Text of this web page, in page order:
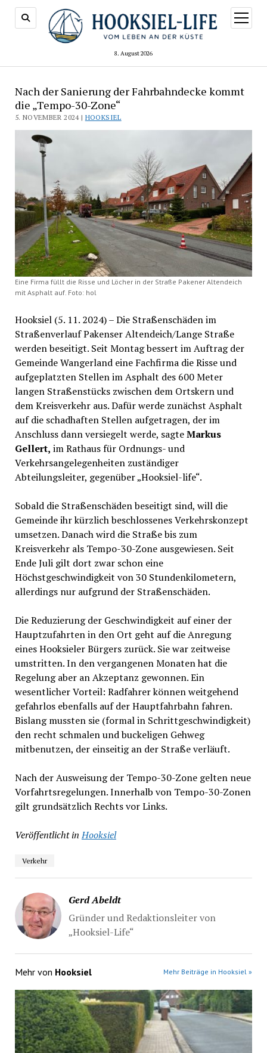
8. August 2026
Menü
öffnen
Nach der Sanierung der Fahrbahndecke kommt
die „Tempo-30-Zone“
5. NOVEMBER 2024 | HOOKSIEL
Eine Firma füllt die Risse und Löcher in der Straße Pakener Altendeich
mit Asphalt auf. Foto: hol
Hooksiel (5. 11. 2024) – Die Straßenschäden im
Straßenverlauf Pakenser Altendeich/Lange Straße
werden beseitigt. Seit Montag bessert im Auftrag der
Gemeinde Wangerland eine Fachfirma die Risse und
aufgeplatzten Stellen im Asphalt des 600 Meter
langen Straßenstücks zwischen dem Ortskern und
dem Kreisverkehr aus. Dafür werde zunächst Asphalt
auf die schadhaften Stellen aufgetragen, der im
Anschluss dann versiegelt werde, sagteMarkus
Gellert, im Rathaus für Ordnungs- und
Verkehrsangelegenheiten zuständiger
Abteilungsleiter, gegenüber „Hooksiel-life“.
Sobald die Straßenschäden beseitigt sind, will die
Gemeinde ihr kürzlich beschlossenes Verkehrskonzept
umsetzen. Danach wird die Straße bis zum
Kreisverkehr als Tempo-30-Zone ausgewiesen. Seit
Ende Juli gilt dort zwar schon eine
Höchstgeschwindigkeit von 30 Stundenkilometern,
allerdings nur aufgrund der Straßenschäden.
Die Reduzierung der Geschwindigkeit auf einer der
Hauptzufahrten in den Ort geht auf die Anregung
eines Hooksieler Bürgers zurück. Sie war zeitweise
umstritten. In den vergangenen Monaten hat die
Regelung aber an Akzeptanz gewonnen. Ein
wesentlicher Vorteil: Radfahrer können weitgehend
gefahrlos ebenfalls auf der Hauptfahrbahn fahren.
Bislang mussten sie (formal in Schrittgeschwindigkeit)
den recht schmalen und buckeligen Gehweg
mitbenutzen, der einseitig an der Straße verläuft.
Nach der Ausweisung der Tempo-30-Zone gelten neue
Vorfahrtsregelungen. Innerhalb von Tempo-30-Zonen
gilt grundsätzlich Rechts vor Links.
Veröffentlicht in Hooksiel
Verkehr
Gerd Abeldt
Gründer und Redaktionsleiter von
„Hooksiel-Life“
Mehr von Hooksiel Mehr Beiträge in Hooksiel »